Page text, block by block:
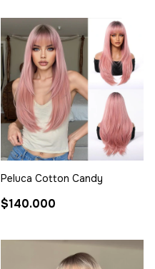
Peluca Cotton Candy
$140.000